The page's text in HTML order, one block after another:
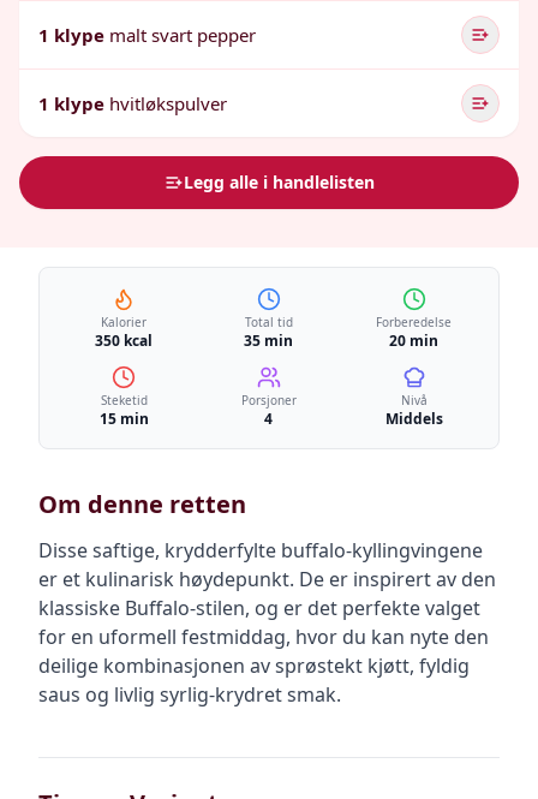
1 klype malt svart pepper
1 klype hvitløkspulver
Legg alle i handlelisten
Kalorier
350 kcal
Total tid
35 min
Forberedelse
20 min
Steketid
15 min
Porsjoner
4
Nivå
Middels
Om denne retten
Disse saftige, krydderfylte buffalo-kyllingvingene
er et kulinarisk høydepunkt. De er inspirert av den
klassiske Buffalo-stilen, og er det perfekte valget
for en uformell festmiddag, hvor du kan nyte den
deilige kombinasjonen av sprøstekt kjøtt, fyldig
saus og livlig syrlig-krydret smak.